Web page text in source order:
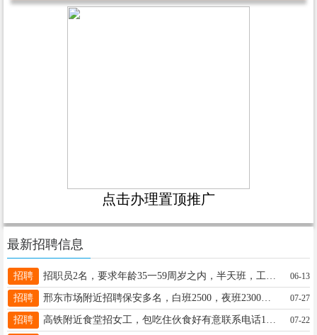
点击办理置顶推广
最新招聘信息
招聘 06-13
招聘 邢东市场附近招聘保安多名，白班2500，夜班2300，2天公休。电话13831965777。 07-27
招聘 07-22